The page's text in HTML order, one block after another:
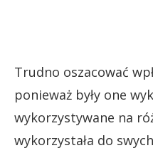
Trudno oszacować
ponieważ były one
wykorzystywane na
wykorzystała do